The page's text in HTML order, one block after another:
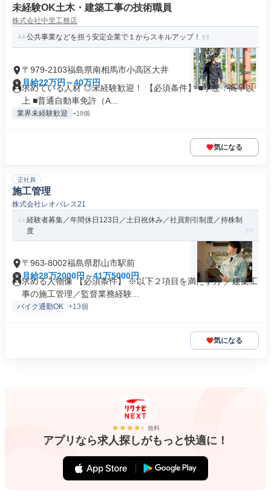
未経験OK土木・建築工事の技術職員
株式会社中里工務店
公共事業などを担う安定企業で１からスキルアップ！
〒979-2103福島県南相馬市小高区大井
月給22万円～40万円
求めている人材 ◎未経験歓迎！ 【必須条件】 ■学歴：高卒以
上 ■普通自動車免許（A...
業界未経験歓迎 +18個
気になる
正社員
施工管理
株式会社レオパレス21
経験者募集／年間休日123日／土日祝休み／社員割引制度／持株制
度
〒963-8002福島県郡山市駅前
月給28万2000円～41万5000円
求める人物像 【必須条件】 ※以下２項目を満たす方 ／建築工
事の施工管理／監督業務経験...
バイク通勤OK +13個
気になる
無料
アプリなら求人探しがもっと快適に！